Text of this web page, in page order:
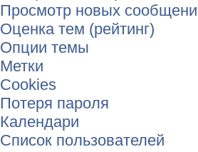
Просмотр новых
Оценка тем (рейтинг)
Опции темы
Метки
Cookies
Потеря пароля
Календари
Список пользователей